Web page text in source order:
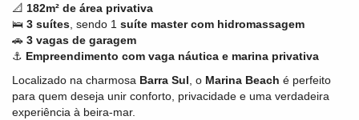
📐 182m² de área privativa
🛌 3 suítes , sendo 1 suíte master com hidromassagem
🚗 3 vagas de garagem
⚓ Empreendimento com vaga náutica e marina privativa
Localizado na charmosa Barra Sul , o Marina Beach é perfeito
para quem deseja unir conforto, privacidade e uma verdadeira
experiência à beira-mar.